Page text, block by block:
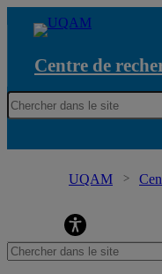
Centre de
UQAM